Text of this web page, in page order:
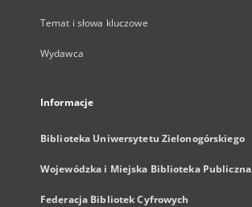
Temat i słowa kluczowe
Wydawca
Informacje
Biblioteka Uniwersytetu Zielonogórskiego
Wojewódzka i Miejska Biblioteka Publiczna
Federacja Bibliotek Cyfrowych